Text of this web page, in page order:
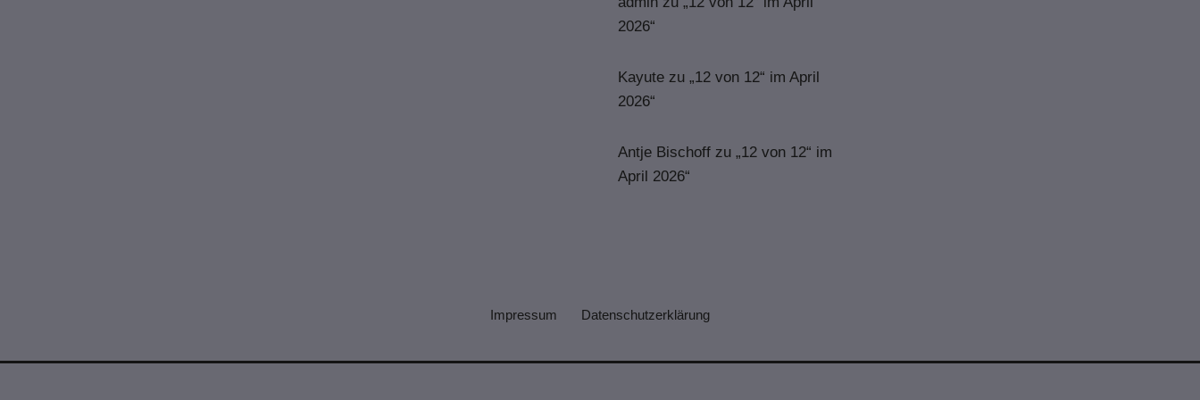
2026“
Kayute zu „12 von 12“ im April
2026“
Antje Bischoff zu „12 von 12“ im
April 2026“
Impressum Datenschutzerklärung